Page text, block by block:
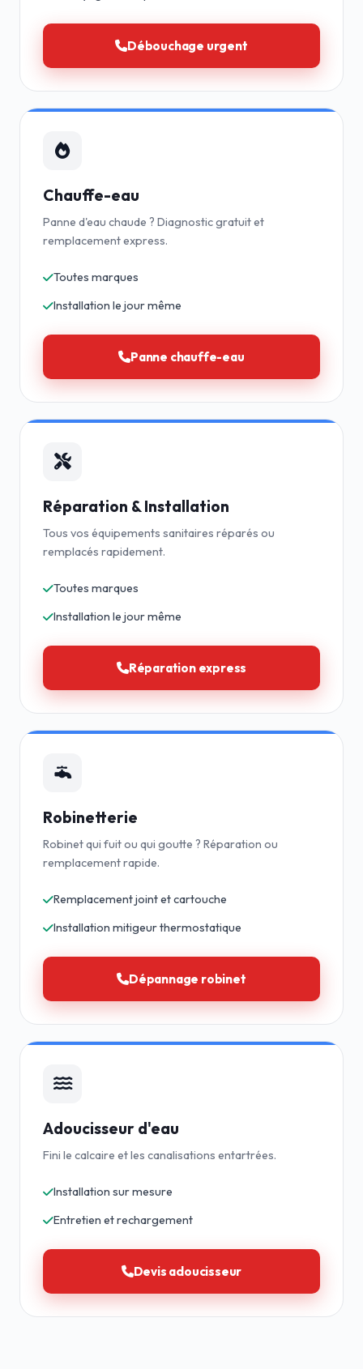
Débouchage urgent
Chauffe-eau
Panne d'eau chaude ? Diagnostic gratuit et
remplacement express.
Toutes marques
Installation le jour même
Panne chauffe-eau
Réparation & Installation
Tous vos équipements sanitaires réparés ou
remplacés rapidement.
Toutes marques
Installation le jour même
Réparation express
Robinetterie
Robinet qui fuit ou qui goutte ? Réparation ou
remplacement rapide.
Remplacement joint et cartouche
Installation mitigeur thermostatique
Dépannage robinet
Adoucisseur d'eau
Fini le calcaire et les canalisations entartrées.
Installation sur mesure
Entretien et rechargement
Devis adoucisseur